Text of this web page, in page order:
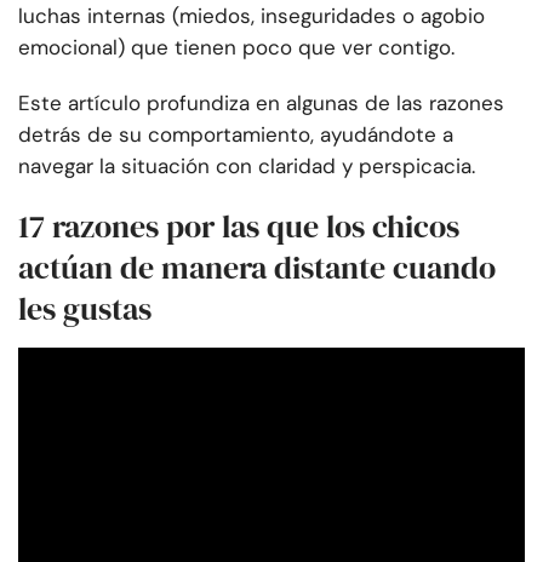
luchas internas (miedos, inseguridades o agobio
emocional) que tienen poco que ver contigo.
Este artículo profundiza en algunas de las razones
detrás de su comportamiento, ayudándote a
navegar la situación con claridad y perspicacia.
17 razones por las que los chicos
actúan de manera distante cuando
les gustas